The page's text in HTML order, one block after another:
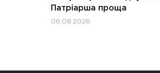
Патріарша проща
06.08.2026